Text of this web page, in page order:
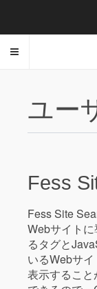
Toggle
ユー
Fess
Fess Site
Webサイト
るタグと
いるWebサ
表示するこ